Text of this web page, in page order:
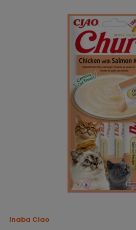
Inaba Ciao